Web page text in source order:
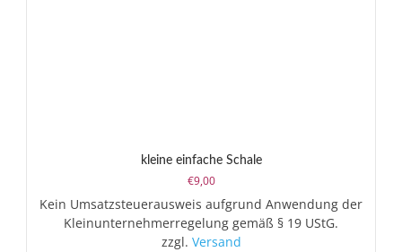
kleine einfache Schale
€9,00
Kein Umsatzsteuerausweis aufgrund Anwendung der
Kleinunternehmerregelung gemäß § 19 UStG.
zzgl. Versand